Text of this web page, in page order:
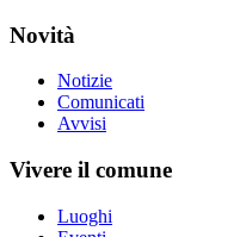
Novità
Notizie
Comunicati
Avvisi
Vivere il comune
Luoghi